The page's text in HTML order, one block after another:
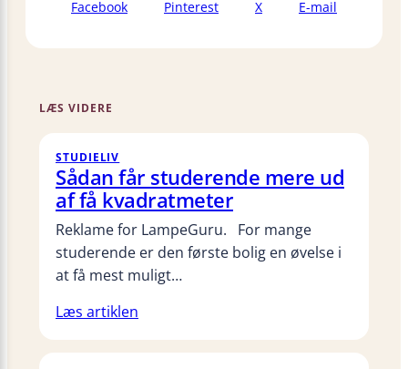
Facebook Pinterest X E-mail
LÆS VIDERE
STUDIELIV
Sådan får studerende mere ud
af få kvadratmeter
Reklame for LampeGuru. For mange
studerende er den første bolig en øvelse i
at få mest muligt…
Læs artiklen